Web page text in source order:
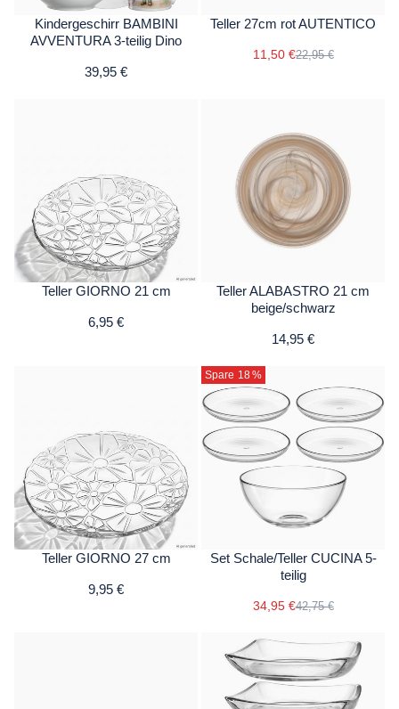
Kindergeschirr BAMBINI
AVVENTURA 3-teilig Dino
39,95 €
Teller 27cm rot AUTENTICO
11,50 €22,95 €
Teller GIORNO 21 cm
6,95 €
Teller ALABASTRO 21 cm
beige/schwarz
14,95 €
Teller GIORNO 27 cm
9,95 €
Spare 18%
Set Schale/Teller CUCINA 5-
teilig
34,95 €42,75 €